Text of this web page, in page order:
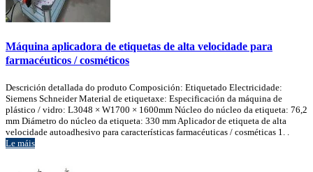
Máquina aplicadora de etiquetas de alta velocidade para
farmacéuticos / cosméticos
Descrición detallada do produto Composición: Etiquetado Electricidade:
Siemens Schneider Material de etiquetaxe: Especificación da máquina de
plástico / vidro: L3048 × W1700 × 1600mm Núcleo do núcleo da etiqueta: 76,2
mm Diámetro do núcleo da etiqueta: 330 mm Aplicador de etiqueta de alta
velocidade autoadhesivo para características farmacéuticas / cosméticas 1. .
Le máis